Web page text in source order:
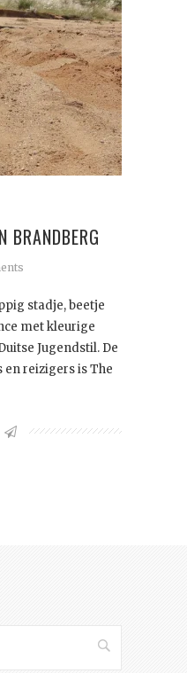
BRANDBERG
stadje, beetje
met kleurige
Jugendstil. De
en reizigers is The